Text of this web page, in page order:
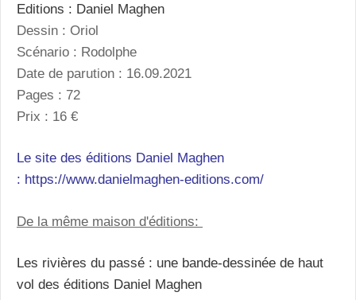
Editions : Daniel Maghen
Dessin : Oriol
Scénario : Rodolphe
Date de parution : 16.09.2021
Pages : 72
Prix : 16 €
Le site des éditions Daniel Maghen
: https://www.danielmaghen-editions.com/
De la même maison d'éditions:
Les rivières du passé : une bande-dessinée de haut
vol des éditions Daniel Maghen